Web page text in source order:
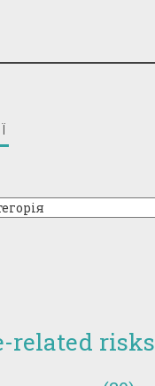
related risks